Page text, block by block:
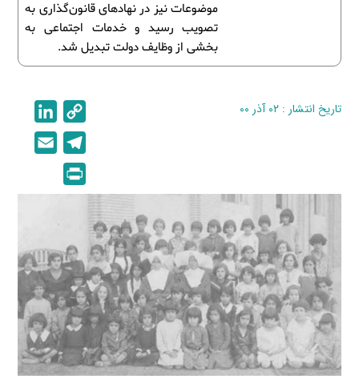
موضوعات نیز در نهادهای قانون‌گذاری به
تصویب رسید و خدمات اجتماعی به
بخشی از وظایف دولت تبدیل شد.
تاریخ انتشار : ۰۲ آذر ۰۰
o
p
y
L
n
k
i
n
e
I
n
e
l
r
a
m
r
t